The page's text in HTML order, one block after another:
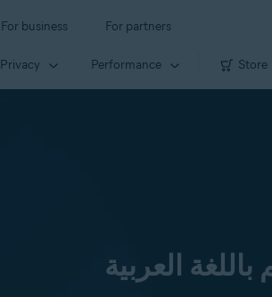
For business For partners
Privacy Performance Store
باللغة العربية